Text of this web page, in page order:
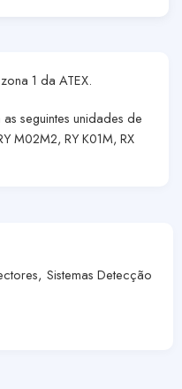
1 da ATEX.
seguintes unidades de
M02M2, RY K01M, RX
, Sistemas Detecção